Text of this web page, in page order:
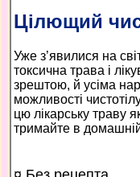
Цілющий
Уже з’явилися на
токсична трава і
зрештою, й усіма
можливості
цю лікарську траву
тримайте в